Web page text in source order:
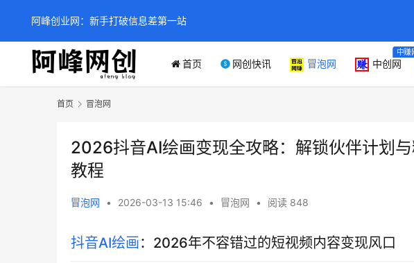
首页 网创快讯 冒泡网 中创网
中赚
首页 冒泡网
2026抖音AI绘画变现全攻略：解锁伙伴计划
教程
冒泡网 • 2026-03-13 15:46 • 冒泡网 • 阅读 848
抖音AI绘画：2026年不容错过的短视频内容变现风口
阿峰创业网：新手打破信息差第一站